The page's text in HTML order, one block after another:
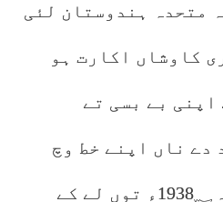
متحدہ ہندوستان لئی
کاوشاں اکارت ہو
بے بسی تے
دے ناں اپنے خط وچ
اعتراف کر رہیا اے۔ 1938؁ء توں لے کے